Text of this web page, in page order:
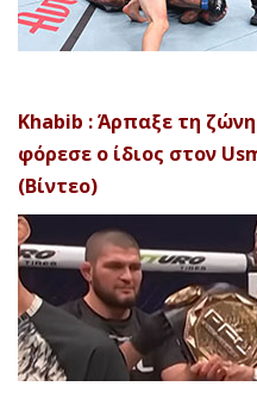
Khabib : Άρπαξε τη
φόρεσε ο ίδιος στον
(Βίντεο)